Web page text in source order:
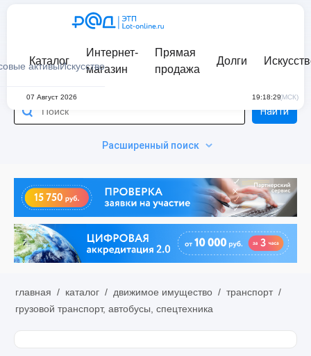
активыИскусство
Каталог
Интернет-
магазин
Прямая
продажа
Долги
07 Август 2026 19:18:29(МСК)
Расширенный поиск
Найти
главная / каталог / движимое имущество / транспорт /
грузовой транспорт, автобусы, спецтехника